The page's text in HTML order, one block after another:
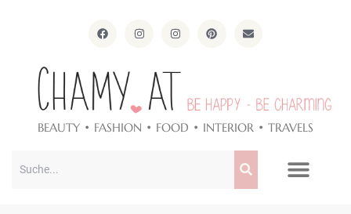
BEAUTY • FASHION • FOOD • INTERIOR • TRAVELS